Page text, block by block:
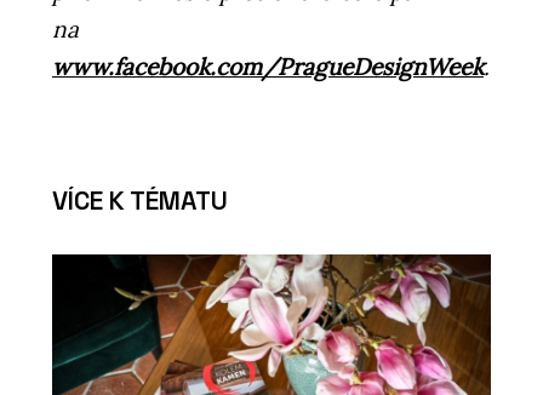
na
www.facebook.com/PragueDesignWeek.
VÍCE K TÉMATU